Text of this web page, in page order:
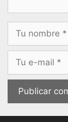
electrónico